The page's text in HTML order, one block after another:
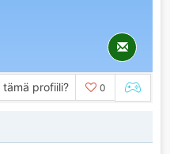
tämä profiili? 0